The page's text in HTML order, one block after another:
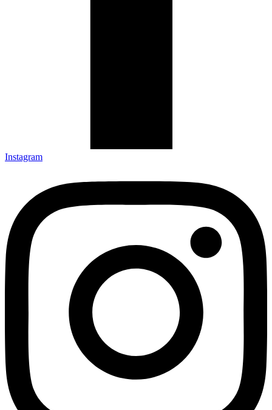
Instagram